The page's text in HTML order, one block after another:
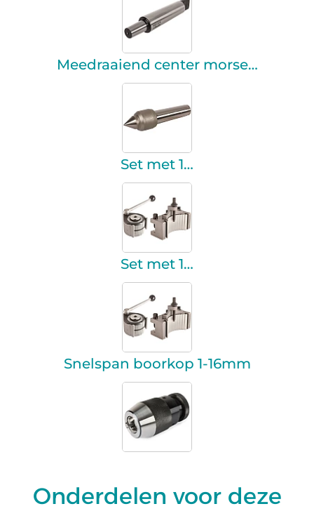
Meedraaiend center morse…
Set met 1…
Set met 1…
Snelspan boorkop 1-16mm
Onderdelen voor deze